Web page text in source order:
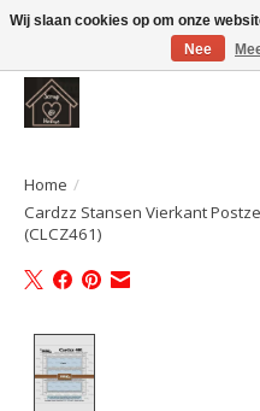
Large selection of products and fast
Home /
Cardzz Stansen Vierkant
(CLCZ461)
Wij slaan cookies op om onze
Nee